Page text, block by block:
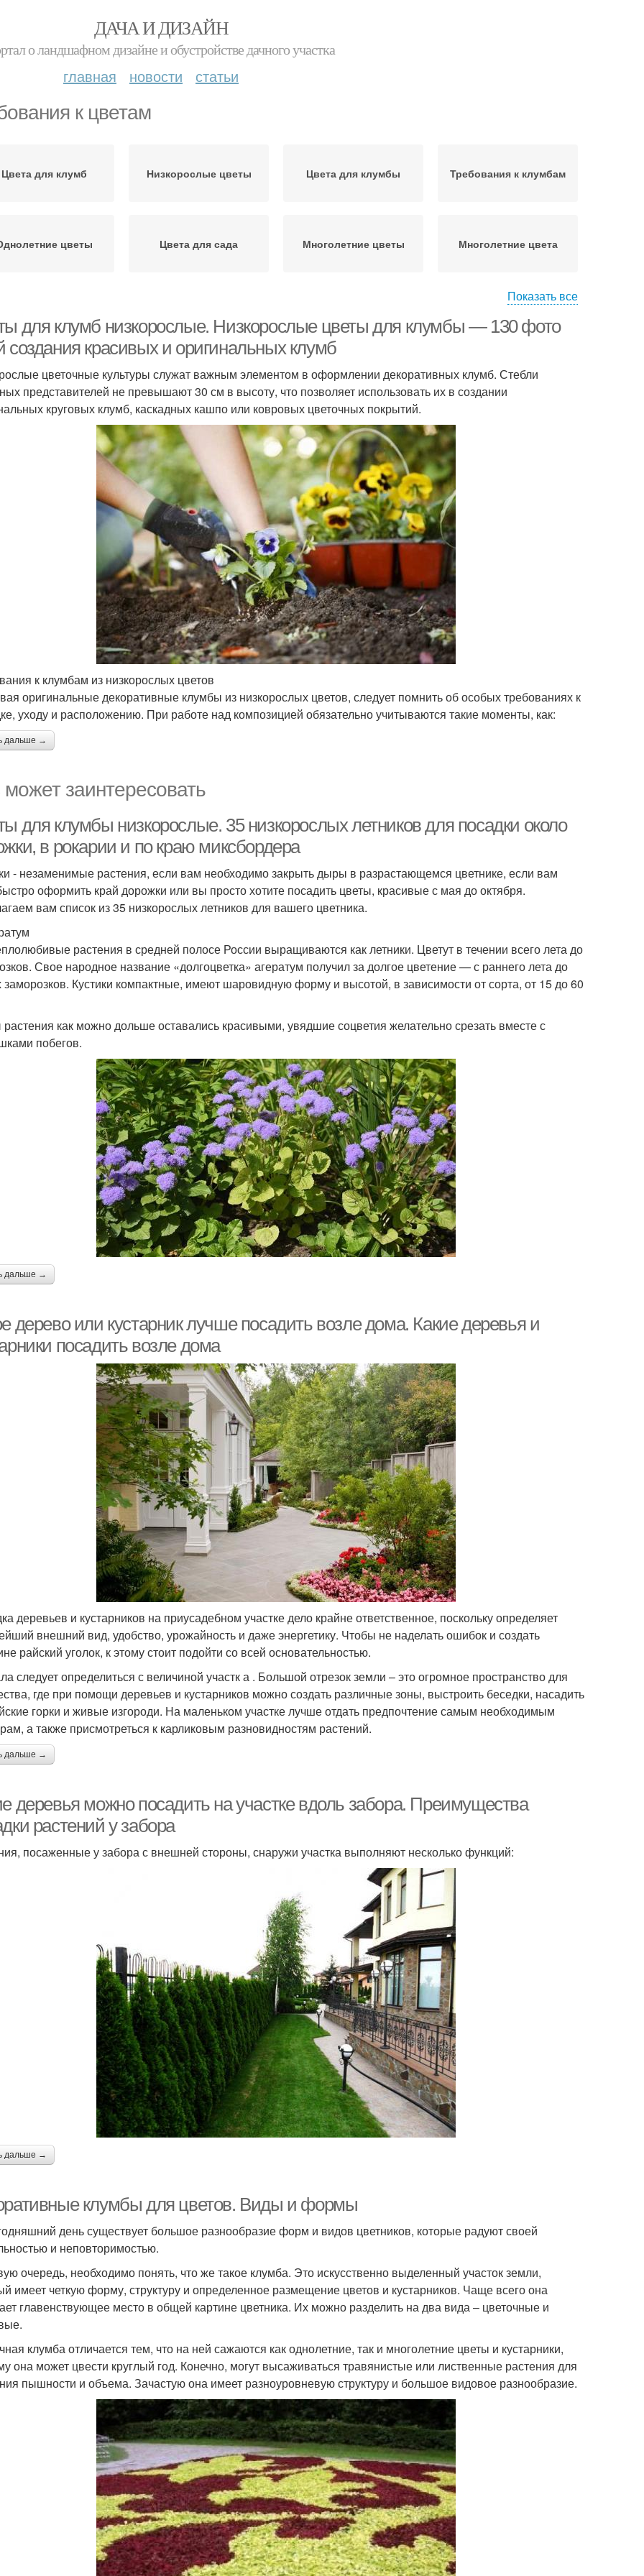
ДАЧА И ДИЗАЙН
о ландшафном дизайне и обустройстве дачного участка
главная новости статьи
к цветам
Цвета для клумб Низкорослые цветы Цвета для клумбы Требования к клумбам
цветы Цвета для сада Многолетние цветы Многолетние цвета
Показать все
для клумб низкорослые. Низкорослые цветы для клумбы — 130 фото
создания красивых и оригинальных клумб
цветочные культуры служат важным элементом в оформлении декоративных клумб. Стебли
представителей не превышают 30 см в высоту, что позволяет использовать их в создании
круговых клумб, каскадных кашпо или ковровых цветочных покрытий.
к клумбам из низкорослых цветов
оригинальные декоративные клумбы из низкорослых цветов, следует помнить об особых требованиях к
уходу и расположению. При работе над композицией обязательно учитываются такие моменты, как:
дальше →
заинтересовать
для клумбы низкорослые. 35 низкорослых летников для посадки около
в рокарии и по краю миксбордера
- незаменимые растения, если вам необходимо закрыть дыры в разрастающемся цветнике, если вам
оформить край дорожки или вы просто хотите посадить цветы, красивые с мая до октября.
вам список из 35 низкорослых летников для вашего цветника.
растения в средней полосе России выращиваются как летники. Цветут в течении всего лета до
Свое народное название «долгоцветка» агератум получил за долгое цветение — с раннего лета до
Кустики компактные, имеют шаровидную форму и высотой, в зависимости от сорта, от 15 до 60
как можно дольше оставались красивыми, увядшие соцветия желательно срезать вместе с
побегов.
дальше →
дерево или кустарник лучше посадить возле дома. Какие деревья и
посадить возле дома
деревьев и кустарников на приусадебном участке дело крайне ответственное, поскольку определяет
внешний вид, удобство, урожайность и даже энергетику. Чтобы не наделать ошибок и создать
райский уголок, к этому стоит подойти со всей основательностью.
следует определиться с величиной участк а . Большой отрезок земли – это огромное пространство для
где при помощи деревьев и кустарников можно создать различные зоны, выстроить беседки, насадить
горки и живые изгороди. На маленьком участке лучше отдать предпочтение самым необходимым
а также присмотреться к карликовым разновидностям растений.
дальше →
деревья можно посадить на участке вдоль забора. Преимущества
растений у забора
посаженные у забора с внешней стороны, снаружи участка выполняют несколько функций:
дальше →
клумбы для цветов. Виды и формы
день существует большое разнообразие форм и видов цветников, которые радуют своей
и неповторимостью.
очередь, необходимо понять, что же такое клумба. Это искусственно выделенный участок земли,
имеет четкую форму, структуру и определенное размещение цветов и кустарников. Чаще всего она
главенствующее место в общей картине цветника. Их можно разделить на два вида – цветочные и
клумба отличается тем, что на ней сажаются как однолетние, так и многолетние цветы и кустарники,
она может цвести круглый год. Конечно, могут высаживаться травянистые или лиственные растения для
пышности и объема. Зачастую она имеет разноуровневую структуру и большое видовое разнообразие.